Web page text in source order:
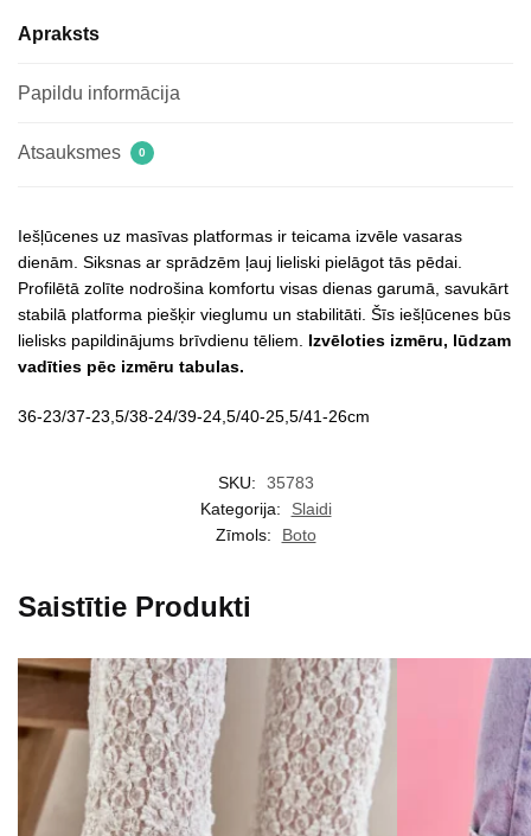
daudzums
Apraksts
Papildu informācija
Atsauksmes 0
Iešļūcenes uz masīvas platformas ir teicama izvēle vasaras
dienām. Siksnas ar sprādzēm ļauj lieliski pielāgot tās pēdai.
Profilētā zolīte nodrošina komfortu visas dienas garumā, savukārt
stabilā platforma piešķir vieglumu un stabilitāti. Šīs iešļūcenes būs
lielisks papildinājums brīvdienu tēliem. Izvēloties izmēru, lūdzam
vadīties pēc izmēru tabulas.
36-23/37-23,5/38-24/39-24,5/40-25,5/41-26cm
SKU:
35783
Kategorija:
Slaidi
Zīmols:
Boto
Saistītie Produkti